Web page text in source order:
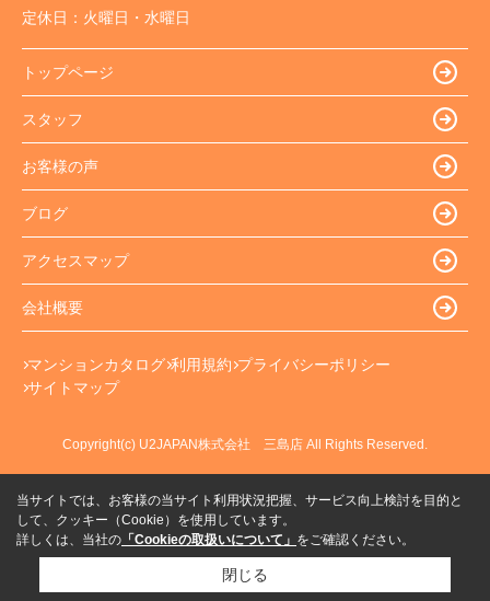
定休日： 火曜日・水曜日
トップページ
スタッフ
お客様の声
ブログ
アクセスマップ
会社概要
マンションカタログ 利用規約 プライバシーポリシー
サイトマップ
Copyright(c) U2JAPAN株式会社 三島店 All Rights Reserved.
当サイトでは、お客様の当サイト利用状況把握、サービス向上検討を目的と
して、クッキー（Cookie）を使用しています。
詳しくは、当社の 「Cookieの取扱いについて」 をご確認ください。
閉じる